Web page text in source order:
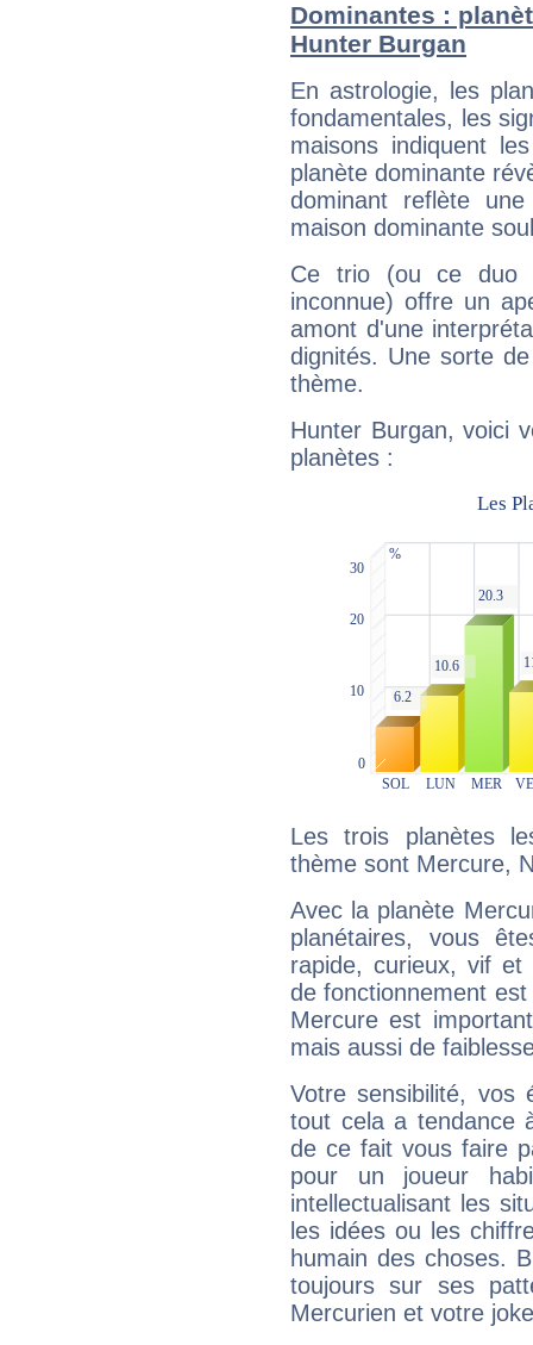
Dominantes :
Hunter Burgan
En astrologie, les
fondamentales, les
maisons indiquent
planète dominante
dominant reflète
maison dominante
Ce trio (ou ce duo
inconnue) offre un
amont d'une
dignités. Une sorte
thème.
Hunter Burgan, voici
planètes :
Les trois planètes
thème sont Mercure,
Avec la planète
planétaires, vous
rapide, curieux, vif et
de fonctionnement
Mercure est
mais aussi de
Votre sensibilité,
tout cela a tendance
de ce fait vous faire
pour un joueur
intellectualisant les
les idées ou les
humain des choses.
toujours sur ses
Mercurien et votre